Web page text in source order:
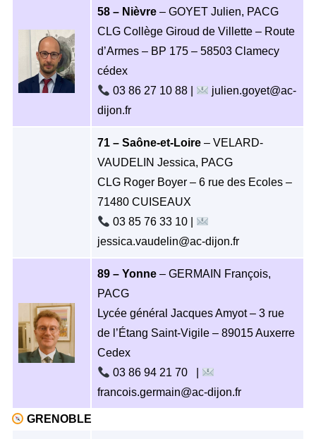
58 – Nièvre – GOYET Julien, PACG
CLG Collège Giroud de Villette – Route
d’Armes – BP 175 – 58503 Clamecy
cédex
03 86 27 10 88 |
julien.goyet@ac-
dijon.fr
71 – Saône-et-Loire – VELARD-
VAUDELIN Jessica, PACG
CLG Roger Boyer – 6 rue des Ecoles –
71480 CUISEAUX
03 85 76 33 10 |
jessica.vaudelin@ac-dijon.fr
89 – Yonne – GERMAIN François,
PACG
Lycée général Jacques Amyot – 3 rue
de l’Étang Saint-Vigile – 89015 Auxerre
Cedex
03 86 94 21 70 |
francois.germain@ac-dijon.fr
GRENOBLE